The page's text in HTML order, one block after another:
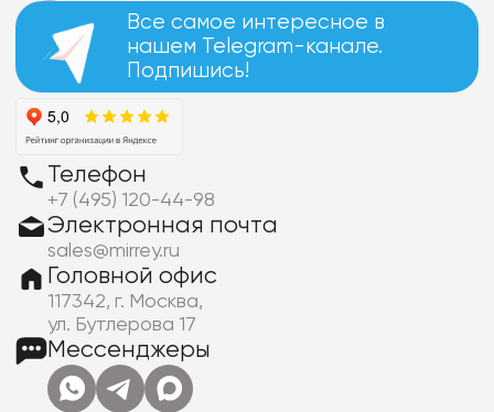
Все самое интересное в
нашем Telegram-канале.
Подпишись!
Телефон
+7 (495) 120-44-98
Электронная почта
sales@mirrey.ru
Головной офис
117342, г. Москва,
ул. Бутлерова 17
Мессенджеры